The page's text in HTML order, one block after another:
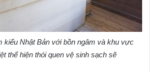
kiểu Nhật Bản với bồn ngâm và khu vực
thể hiện thói quen vệ sinh sạch sẽ